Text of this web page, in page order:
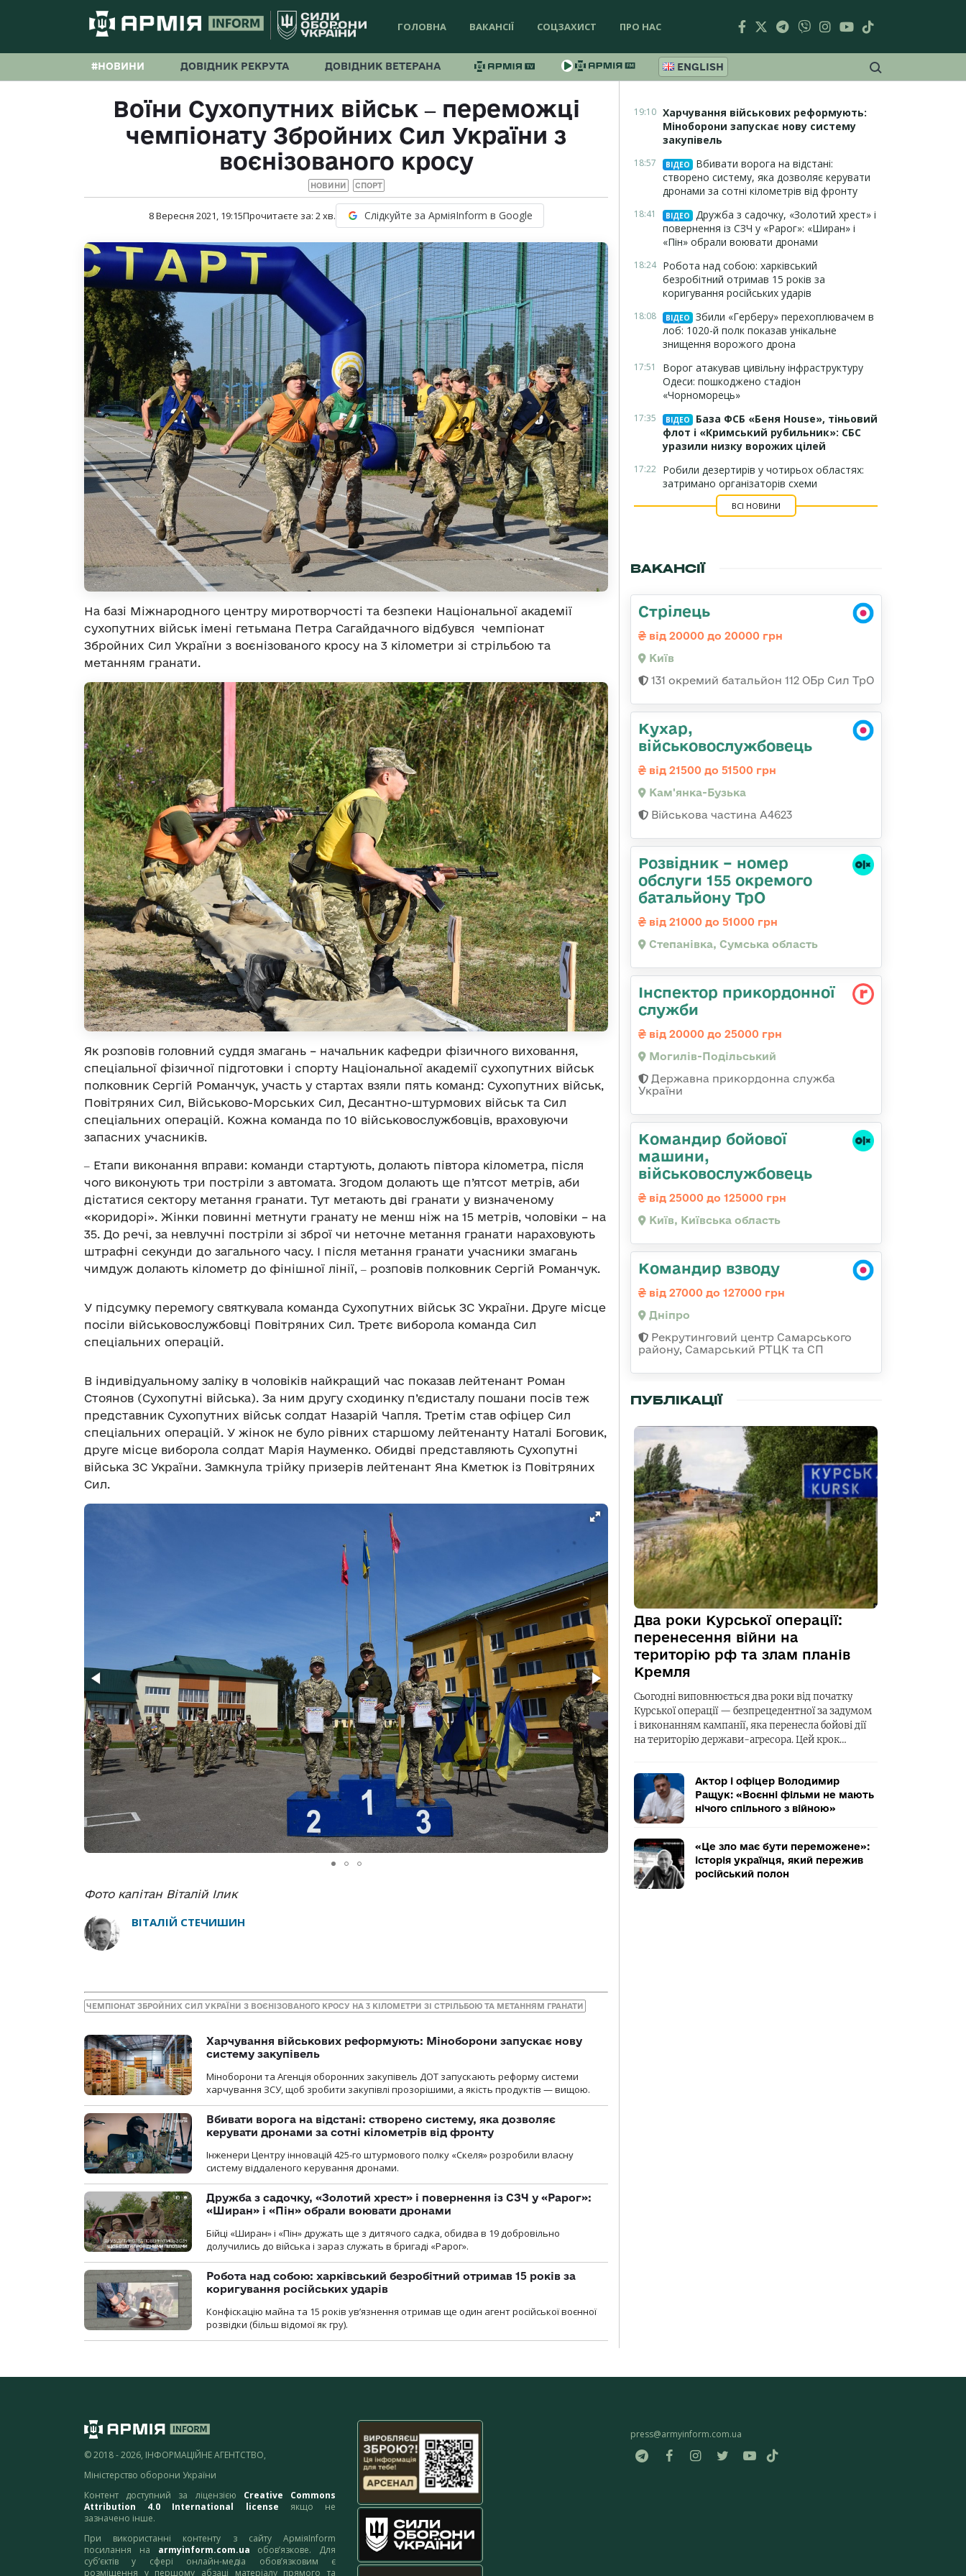
ГОЛОВНА ВАКАНСІЇ СОЦЗАХИСТ ПРО НАС
#НОВИНИ ДОВІДНИК РЕКРУТА ДОВІДНИК ВЕТЕРАНА ENGLISH
Воїни Сухопутних військ ‒ переможці
чемпіонату Збройних Сил України з
воєнізованого кросу
НОВИНИ СПОРТ
8 Вересня 2021, 19:15Прочитаєте за: 2хв. Слідкуйте за АрміяInform в Google
На базі Міжнародного центру миротворчості та безпеки Національної академії
сухопутних військ імені гетьмана Петра Сагайдачного відбувся чемпіонат
Збройних Сил України з воєнізованого кросу на 3 кілометри зі стрільбою та
метанням гранати.
Як розповів головний суддя змагань – начальник кафедри фізичного виховання,
спеціальної фізичної підготовки і спорту Національної академії сухопутних військ
полковник Сергій Романчук, участь у стартах взяли пять команд: Сухопутних військ,
Повітряних Сил, Військово-Морських Сил, Десантно-штурмових військ та Сил
спеціальних операцій. Кожна команда по 10 військовослужбовців, враховуючи
запасних учасників.
‒ Етапи виконання вправи: команди стартують, долають півтора кілометра, після
чого виконують три постріли з автомата. Згодом долають ще п’ятсот метрів, аби
дістатися сектору метання гранати. Тут метають дві гранати у визначеному
«коридорі». Жінки повинні метнути гранату не менш ніж на 15 метрів, чоловіки – на
35. До речі, за невлучні постріли зі зброї чи неточне метання гранати нараховують
штрафні секунди до загального часу. І після метання гранати учасники змагань
чимдуж долають кілометр до фінішної лінії, ‒ розповів полковник Сергій Романчук.
У підсумку перемогу святкувала команда Сухопутних військ ЗС України. Друге місце
посіли військовослужбовці Повітряних Сил. Третє виборола команда Сил
спеціальних операцій.
В індивідуальному заліку в чоловіків найкращий час показав лейтенант Роман
Стоянов (Сухопутні війська). За ним другу сходинку п’єдисталу пошани посів теж
представник Сухопутних військ солдат Назарій Чапля. Третім став офіцер Сил
спеціальних операцій. У жінок не було рівних старшому лейтенанту Наталі Боговик,
друге місце виборола солдат Марія Науменко. Обидві представляють Сухопутні
війська ЗС України. Замкнула трійку призерів лейтенант Яна Кметюк із Повітряних
Сил.
Фото капітан Віталій Ілик
ВІТАЛІЙ СТЕЧИШИН
ЧЕМПІОНАТ ЗБРОЙНИХ СИЛ УКРАЇНИ З ВОЄНІЗОВАНОГО КРОСУ НА 3 КІЛОМЕТРИ ЗІ СТРІЛЬБОЮ ТА МЕТАННЯМ ГРАНАТИ
Харчування військових реформують: Міноборони запускає нову
систему закупівель
Міноборони та Агенція оборонних закупівель ДОТ запускають реформу системи
харчування ЗСУ, щоб зробити закупівлі прозорішими, а якість продуктів — вищою.
Вбивати ворога на відстані: створено систему, яка дозволяє
керувати дронами за сотні кілометрів від фронту
Інженери Центру інновацій 425-го штурмового полку «Скеля» розробили власну
систему віддаленого керування дронами.
Дружба з садочку, «Золотий хрест» і повернення із СЗЧ у «Рарог»:
«Ширан» і «Пін» обрали воювати дронами
Бійці «Ширан» і «Пін» дружать ще з дитячого садка, обидва в 19 добровільно
долучились до війська і зараз служать в бригаді «Рарог».
Робота над собою: харківський безробітний отримав 15 років за
коригування російських ударів
Конфіскацію майна та 15 років увʼязнення отримав ще один агент російської воєнної
розвідки (більш відомої як гру).
19:10 Харчування військових реформують:
Міноборони запускає нову систему
закупівель
18:57 ВІДЕО
Вбивати ворога на відстані:
створено систему, яка дозволяє керувати
дронами за сотні кілометрів від фронту
18:41 ВІДЕО
Дружба з садочку, «Золотий хрест» і
повернення із СЗЧ у «Рарог»: «Ширан» і
«Пін» обрали воювати дронами
18:24 Робота над собою: харківський
безробітний отримав 15 років за
коригування російських ударів
18:08 ВІДЕО
Збили «Герберу» перехоплювачем в
лоб: 1020-й полк показав унікальне
знищення ворожого дрона
17:51
Ворог атакував цивільну інфраструктуру
Одеси: пошкоджено стадіон
«Чорноморець»
17:35 ВІДЕО
База ФСБ «Беня House», тіньовий
флот і «Кримський рубильник»: СБС
уразили низку ворожих цілей
17:22 Робили дезертирів у чотирьох областях:
затримано організаторів схеми
ВСІ НОВИНИ
ВАКАНСІЇ
Стрілець
від 20000 до 20000 грн
Київ
131 окремий батальйон 112 ОБр Сил ТрО
Кухар,
військовослужбовець
від 21500 до 51500 грн
Кам'янка-Бузька
Військова частина А4623
Розвідник – номер
обслуги 155 окремого
батальйону ТрО
від 21000 до 51000 грн
Степанівка, Сумська область
Інспектор прикордонної
служби
від 20000 до 25000 грн
Могилів-Подільський
Державна прикордонна служба
України
Командиp бойової
машини,
військовослужбовець
від 25000 до 125000 грн
Київ, Київська область
Командир взводу
від 27000 до 127000 грн
Дніпро
Рекрутинговий центр Самарського
району, Самарський РТЦК та СП
ПУБЛІКАЦІЇ
Два роки Курської операції:
перенесення війни на
територію рф та злам планів
Кремля
Сьогодні виповнюється два роки від початку
Курської операції — безпрецедентної за задумом
і виконанням кампанії, яка перенесла бойові дії
на територію держави-агресора. Цей крок…
Актор і офіцер Володимир
Ращук: «Воєнні фільми не мають
нічого спільного з війною»
«Це зло має бути переможене»:
історія українця, який пережив
російський полон
© 2018 - 2026, ІНФОРМАЦІЙНЕ АГЕНТСТВО,
Міністерство оборони України
Контент доступний за ліцензією Creative Commons
Attribution 4.0 International license якщо не
зазначено інше.
При використанні контенту з сайту АрміяInform
посилання на armyinform.com.ua обов’язкове. Для
суб’єктів у сфері онлайн-медіа обов’язковим є
розміщення у першому абзаці матеріалу прямого та
press@armyinform.com.ua